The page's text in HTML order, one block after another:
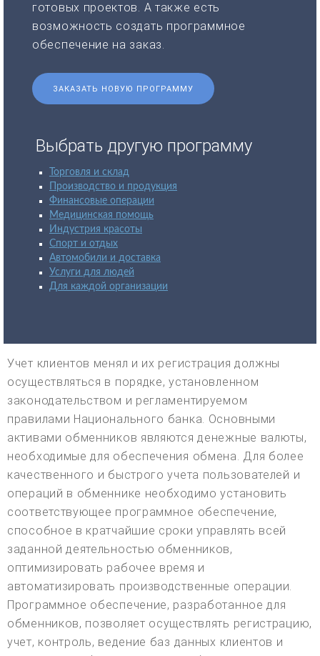
готовых проектов. А также есть
возможность создать программное
обеспечение на заказ.
ЗАКАЗАТЬ НОВУЮ ПРОГРАММУ
Выбрать другую программу
Торговля и склад
Производство и продукция
Финансовые операции
Медицинская помощь
Индустрия красоты
Спорт и отдых
Автомобили и доставка
Услуги для людей
Для каждой организации
Учет клиентов менял и их регистрация должны
осуществляться в порядке, установленном
законодательством и регламентируемом
правилами Национального банка. Основными
активами обменников являются денежные валюты,
необходимые для обеспечения обмена. Для более
качественного и быстрого учета пользователей и
операций в обменнике необходимо установить
соответствующее программное обеспечение,
способное в кратчайшие сроки управлять всей
заданной деятельностью обменников,
оптимизировать рабочее время и
автоматизировать производственные операции.
Программное обеспечение, разработанное для
обменников, позволяет осуществлять регистрацию,
учет, контроль, ведение баз данных клиентов и